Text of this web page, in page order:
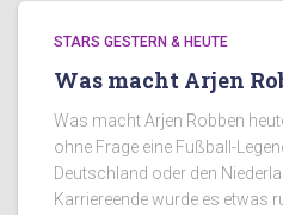
STARS GESTERN & HEUTE
Was macht Arjen
Was macht Arjen Robben
ohne Frage eine Fußball-
Deutschland oder den
Karriereende wurde es etwas